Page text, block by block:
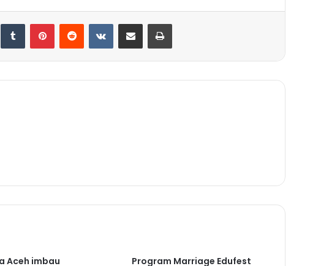
Tumblr PinterestReddit VKontakteShare via Email Print
Aceh imbau Program Marriage Edufest